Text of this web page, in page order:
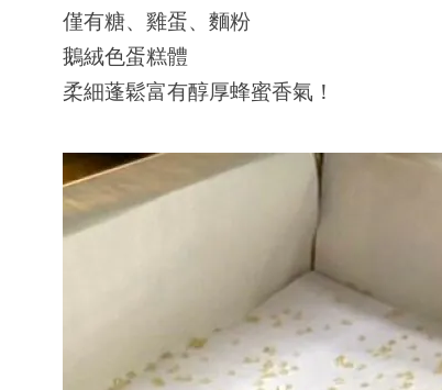
僅有糖、雞蛋、麵粉
鵝絨色蛋糕體
柔細蓬鬆富有醇厚蜂蜜香氣！